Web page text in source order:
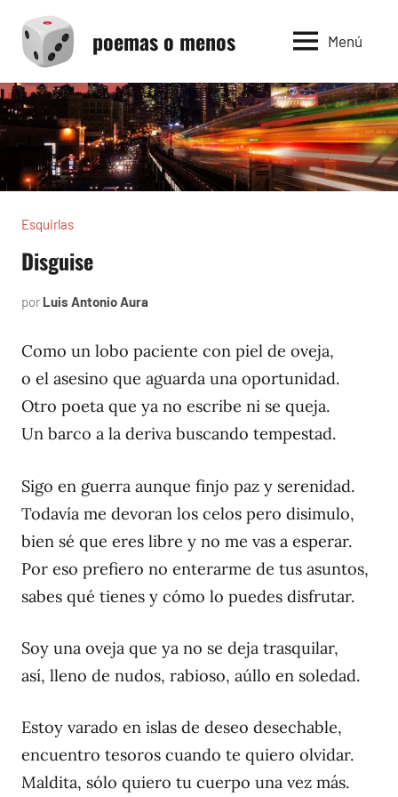
contenido
poemas o menos Menú
Esquirlas
Disguise
por Luis Antonio Aura
2025
Como un lobo paciente con piel de oveja,
o el asesino que aguarda una oportunidad.
Otro poeta que ya no escribe ni se queja.
Un barco a la deriva buscando tempestad.
Sigo en guerra aunque finjo paz y serenidad.
Todavía me devoran los celos pero disimulo,
bien sé que eres libre y no me vas a esperar.
Por eso prefiero no enterarme de tus asuntos,
sabes qué tienes y cómo lo puedes disfrutar.
Soy una oveja que ya no se deja trasquilar,
así, lleno de nudos, rabioso, aúllo en soledad.
Estoy varado en islas de deseo desechable,
encuentro tesoros cuando te quiero olvidar.
Maldita, sólo quiero tu cuerpo una vez más.